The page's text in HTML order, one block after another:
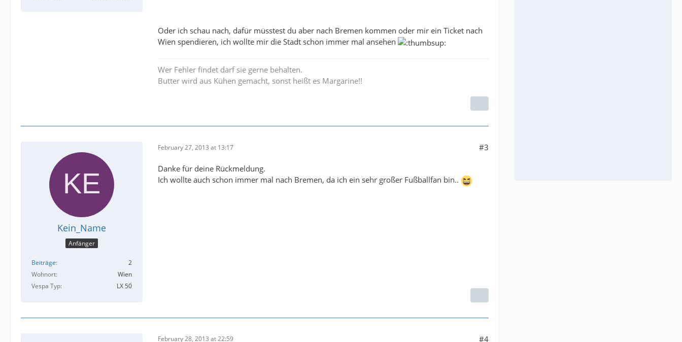
Oder ich schau nach, dafür müsstest du aber nach Bremen kommen oder mir ein Ticket nach
Wien spendieren, ich wollte mir die Stadt schon immer mal ansehen
Wer Fehler findet darf sie gerne behalten.
Butter wird aus Kühen gemacht, sonst heißt es Margarine!!
Kein_Name
Anfänger
Beiträge
2
Wohnort
Wien
Vespa Typ
LX 50
February 27, 2013 at 13:17 #3
Danke für deine Rückmeldung.
Ich wollte auch schon immer mal nach Bremen, da ich ein sehr großer Fußballfan bin..
February 28, 2013 at 22:59 #4